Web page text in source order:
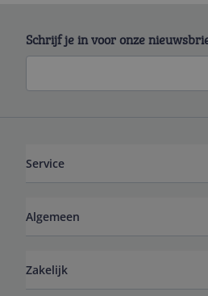
Schrijf je in voor onze
Service
Algemeen
Zakelijk